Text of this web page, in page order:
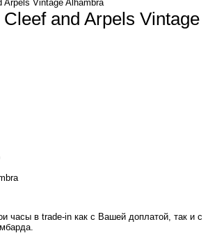
Cleef and Arpels Vintage
часы в trade-in как с Вашей доплатой, так и с